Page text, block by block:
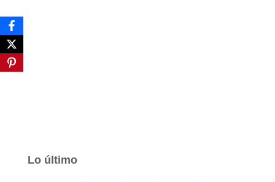
Lo último